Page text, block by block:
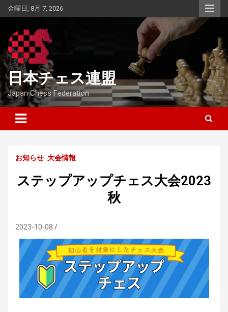
Skip
to
金曜日, 8月 7, 2026
日本チェス連盟
Japan Chess Federation
お知らせ 大会情報
ステップアップチェス大会2023
秋
2023-10-08